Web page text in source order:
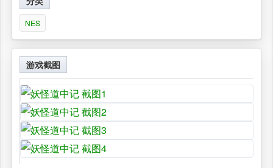
NES
游戏截图